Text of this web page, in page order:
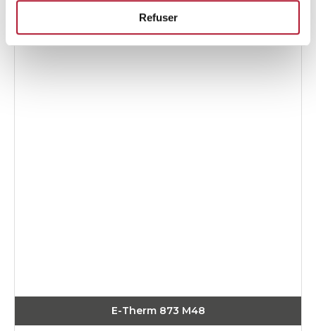
Refuser
E-Therm 873 M48